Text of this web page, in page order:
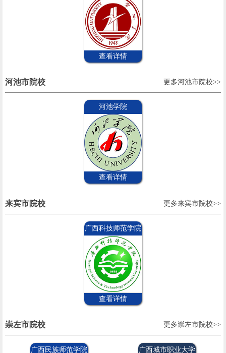
查看详情
河池市院校 更多河池市院校>>
河池学院
查看详情
来宾市院校 更多来宾市院校>>
广西科技师范学院
查看详情
崇左市院校 更多崇左市院校>>
广西民族师范学院 广西城市职业大学